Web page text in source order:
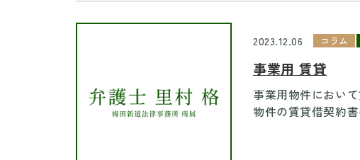
2023.12.06 コラム
事業用 賃貸
事業用物件におい
物件の賃貸借契約